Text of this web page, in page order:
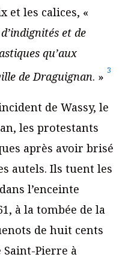
et les calices, «
et de
qu’aux
de Draguignan. » 3
de Wassy, le
les protestants
après avoir brisé
autels. Ils tuent les
l’enceinte
à la tombée de la
de huit cents
Saint-Pierre à